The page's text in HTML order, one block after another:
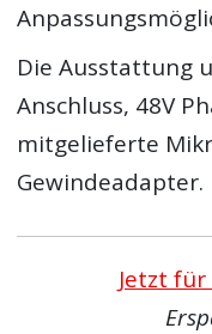
Die Ausstattung
Anschluss, 48V
mitgelieferte
Gewindeadapter.
Jetzt